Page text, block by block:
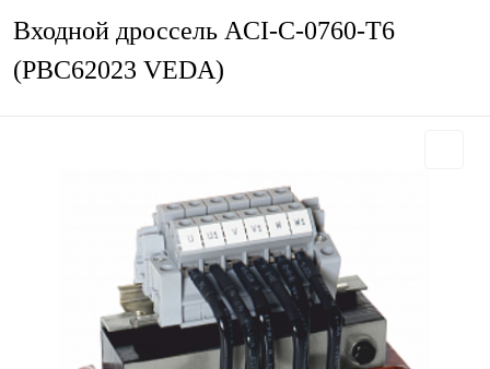
Входной дроссель ACI-C-0760-T6
(PBC62023 VEDA)